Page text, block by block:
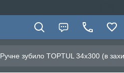
Ручне зубило TOPTUL 34х300 (в